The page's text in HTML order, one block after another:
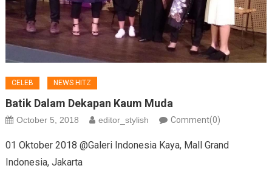
CELEB NEWS HITZ
Batik Dalam Dekapan Kaum Muda
October 5, 2018 editor_stylish Comment(0)
01 Oktober 2018 @Galeri Indonesia Kaya, Mall Grand
Indonesia, Jakarta